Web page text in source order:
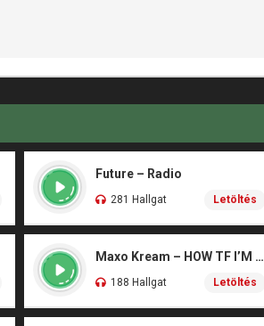
Future – Radio
281 Hallgat Letöltés
Maxo Kream – HOW TF I’M LUCKY
188 Hallgat Letöltés